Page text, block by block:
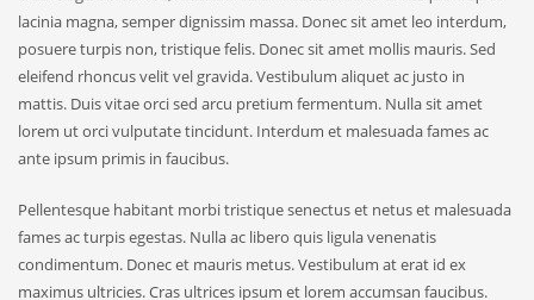
lacinia magna, semper dignissim massa. Donec sit amet leo interdum,
posuere turpis non, tristique felis. Donec sit amet mollis mauris. Sed
eleifend rhoncus velit vel gravida. Vestibulum aliquet ac justo in
mattis. Duis vitae orci sed arcu pretium fermentum. Nulla sit amet
lorem ut orci vulputate tincidunt. Interdum et malesuada fames ac
ante ipsum primis in faucibus.
Pellentesque habitant morbi tristique senectus et netus et malesuada
fames ac turpis egestas. Nulla ac libero quis ligula venenatis
condimentum. Donec et mauris metus. Vestibulum at erat id ex
maximus ultricies. Cras ultrices ipsum et lorem accumsan faucibus.